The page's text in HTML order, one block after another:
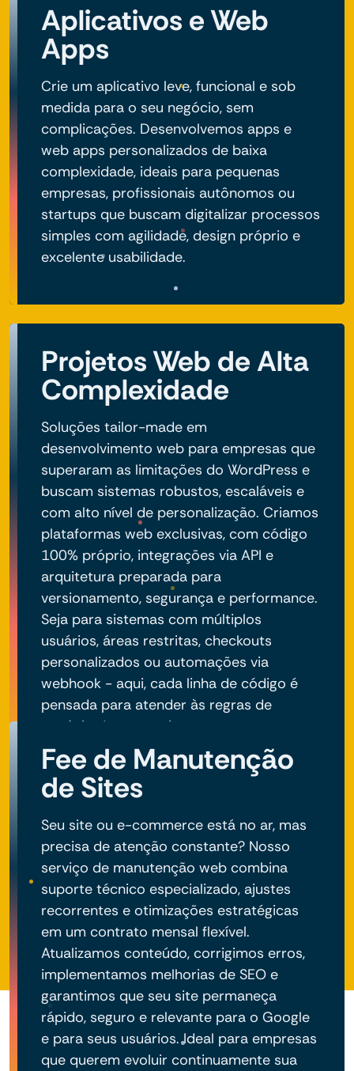
Aplicativos e Web
Apps
Crie um aplicativo leve, funcional e sob
medida para o seu negócio, sem
complicações. Desenvolvemos apps e
web apps personalizados de baixa
complexidade, ideais para pequenas
empresas, profissionais autônomos ou
startups que buscam digitalizar processos
simples com agilidade, design próprio e
excelente usabilidade.
Projetos Web de Alta
Complexidade
Soluções tailor-made em
desenvolvimento web para empresas que
superaram as limitações do WordPress e
buscam sistemas robustos, escaláveis e
com alto nível de personalização. Criamos
plataformas web exclusivas, com código
100% próprio, integrações via API e
arquitetura preparada para
versionamento, segurança e performance.
Seja para sistemas com múltiplos
usuários, áreas restritas, checkouts
personalizados ou automações via
webhook - aqui, cada linha de código é
pensada para atender às regras de
negócio do seu projeto.
Fee de Manutenção
de Sites
Seu site ou e-commerce está no ar, mas
precisa de atenção constante? Nosso
serviço de manutenção web combina
suporte técnico especializado, ajustes
recorrentes e otimizações estratégicas
em um contrato mensal flexível.
Atualizamos conteúdo, corrigimos erros,
implementamos melhorias de SEO e
garantimos que seu site permaneça
rápido, seguro e relevante para o Google
e para seus usuários. Ideal para empresas
que querem evoluir continuamente sua